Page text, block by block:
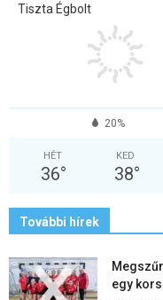
Tiszta Égbolt
20%
HÉT
36°
KED
38°
További hírek
egy